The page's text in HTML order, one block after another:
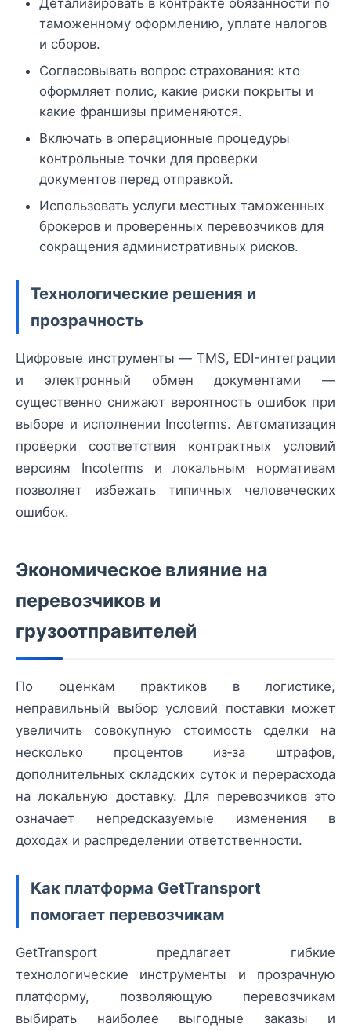
таможенному оформлению, уплате налогов
и сборов.
Согласовывать вопрос страхования: кто
оформляет полис, какие риски покрыты и
какие франшизы применяются.
Включать в операционные процедуры
контрольные точки для проверки
документов перед отправкой.
Использовать услуги местных таможенных
брокеров и проверенных перевозчиков для
сокращения административных рисков.
Технологические решения и
прозрачность
Цифровые инструменты — TMS, EDI-интеграции
и электронный обмен документами —
существенно снижают вероятность ошибок при
выборе и исполнении Incoterms. Автоматизация
проверки соответствия контрактных условий
версиям Incoterms и локальным нормативам
позволяет избежать типичных человеческих
ошибок.
Экономическое влияние на
перевозчиков и
грузоотправителей
По оценкам практиков в логистике,
неправильный выбор условий поставки может
увеличить совокупную стоимость сделки на
несколько процентов из‑за штрафов,
дополнительных складских суток и перерасхода
на локальную доставку. Для перевозчиков это
означает непредсказуемые изменения в
доходах и распределении ответственности.
Как платформа GetTransport
помогает перевозчикам
GetTransport предлагает гибкие
технологические инструменты и прозрачную
платформу, позволяющую перевозчикам
выбирать наиболее выгодные заказы и